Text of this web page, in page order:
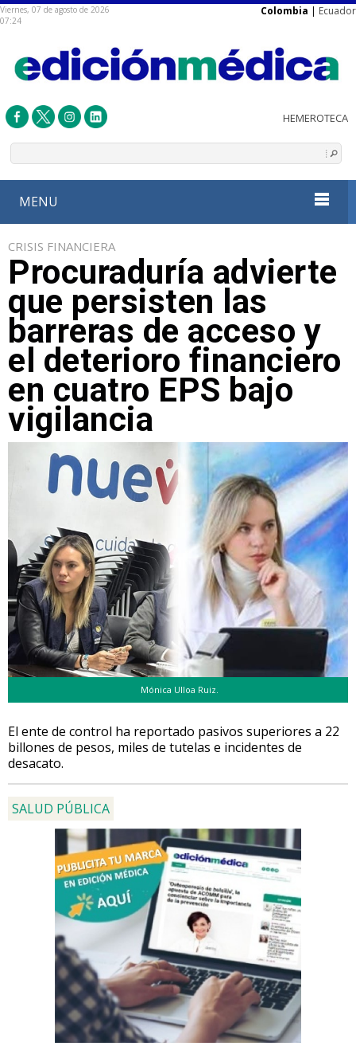
Viernes, 07 de agosto de 2026
07:24
Colombia | Ecuador
MENU
CRISIS FINANCIERA
Procuraduría advierte
que persisten las
barreras de acceso y
el deterioro financiero
en cuatro EPS bajo
vigilancia
Mónica Ulloa Ruiz.
El ente de control ha reportado pasivos superiores a 22
billones de pesos, miles de tutelas e incidentes de
desacato.
SALUD PÚBLICA